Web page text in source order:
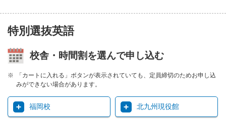
特別選抜英語
校舎・時間割を選んで申し込む
「カートに入れる」ボタンが表示されていても、定員締切のためお申し込
みができない場合があります。
福岡校 北九州現役館